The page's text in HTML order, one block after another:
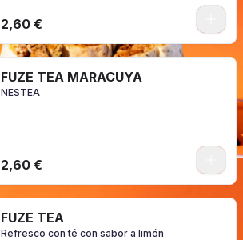
2,60 €
FUZE TEA MARACUYA
NESTEA
2,60 €
FUZE TEA
Refresco con té con sabor a limón